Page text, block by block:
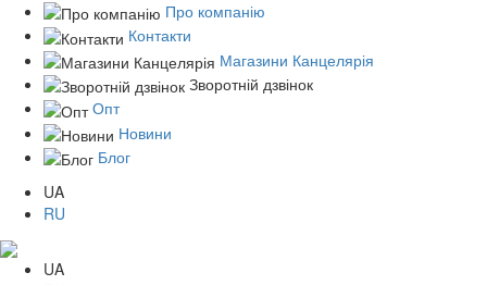
Про компанію
Контакти
Магазини Канцелярія
Зворотній дзвінок
Опт
Новини
Блог
UA
RU
UA